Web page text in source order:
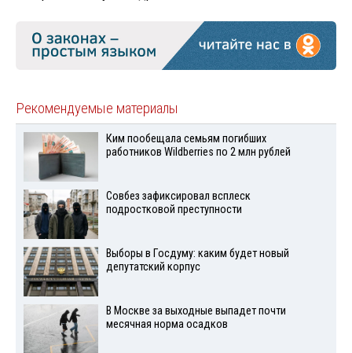
Рекомендуемые материалы
Ким пообещала семьям погибших
работников Wildberries по 2 млн рублей
Совбез зафиксировал всплеск
подростковой преступности
Выборы в Госдуму: каким будет новый
депутатский корпус
В Москве за выходные выпадет почти
месячная норма осадков